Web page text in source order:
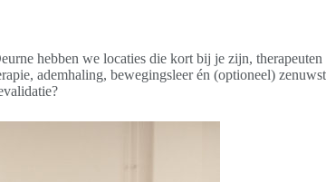
hebben we locaties die kort bij je zijn,
ademhaling, bewegingsleer én (optioneel)